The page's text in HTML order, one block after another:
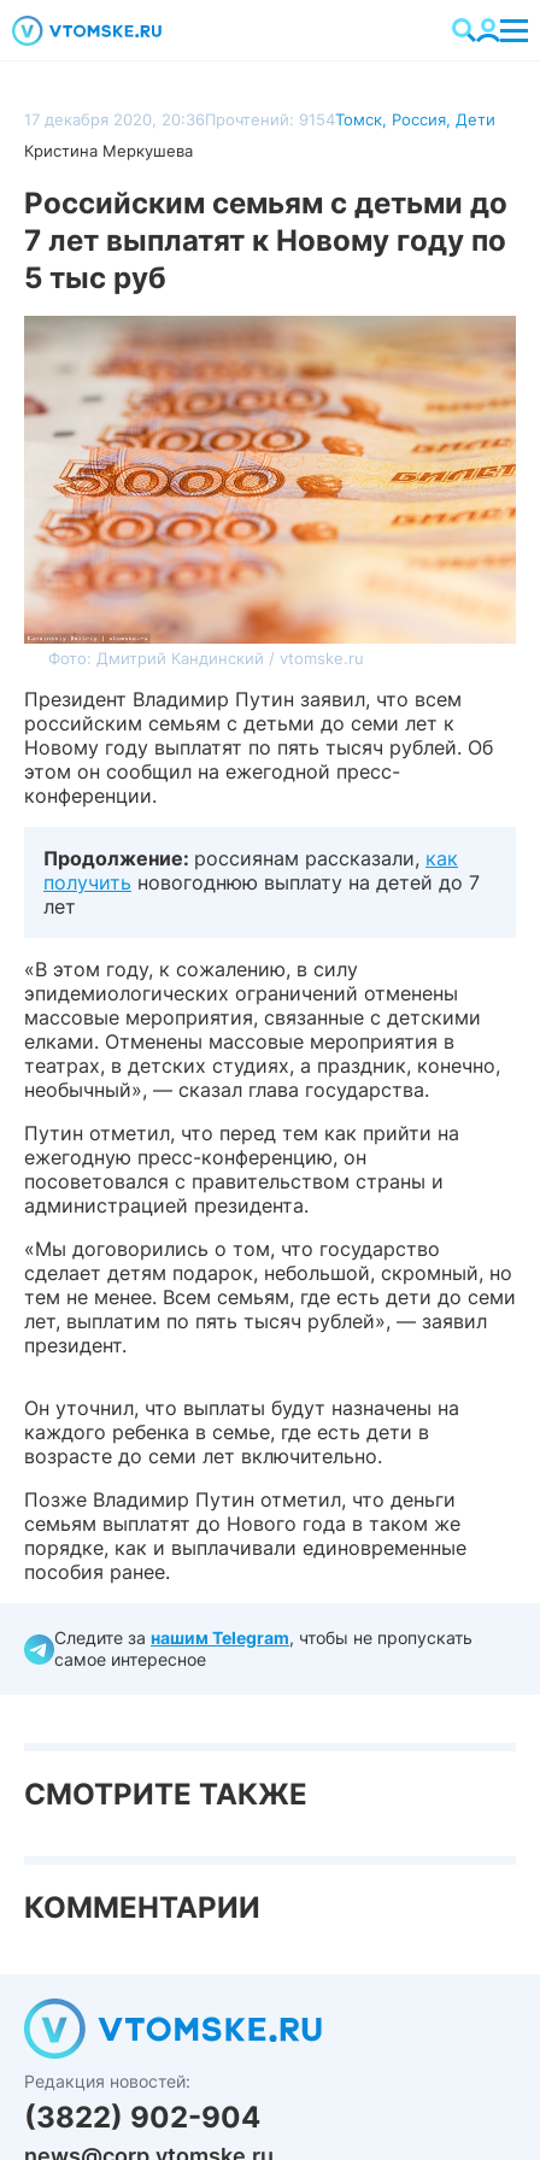
17 декабря 2020, 20:36Прочтений: 9154Томск, Россия, Дети
Кристина Меркушева
Российским семьям с детьми до
7 лет выплатят к Новому году по
5 тыс руб
Фото: Дмитрий Кандинский / vtomske.ru
Президент Владимир Путин заявил, что всем
российским семьям с детьми до семи лет к
Новому году выплатят по пять тысяч рублей. Об
этом он сообщил на ежегодной пресс-
конференции.
Продолжение: россиянам рассказали, как
получить новогоднюю выплату на детей до 7
лет
«В этом году, к сожалению, в силу
эпидемиологических ограничений отменены
массовые мероприятия, связанные с детскими
елками. Отменены массовые мероприятия в
театрах, в детских студиях, а праздник, конечно,
необычный», — сказал глава государства.
Путин отметил, что перед тем как прийти на
ежегодную пресс-конференцию, он
посоветовался с правительством страны и
администрацией президента.
«Мы договорились о том, что государство
сделает детям подарок, небольшой, скромный, но
тем не менее. Всем семьям, где есть дети до семи
лет, выплатим по пять тысяч рублей», — заявил
президент.
Он уточнил, что выплаты будут назначены на
каждого ребенка в семье, где есть дети в
возрасте до семи лет включительно.
Позже Владимир Путин отметил, что деньги
семьям выплатят до Нового года в таком же
порядке, как и выплачивали единовременные
пособия ранее.
Следите за нашим Telegram, чтобы не пропускать
самое интересное
СМОТРИТЕ ТАКЖЕ
КОММЕНТАРИИ
Редакция новостей:
(3822) 902-904